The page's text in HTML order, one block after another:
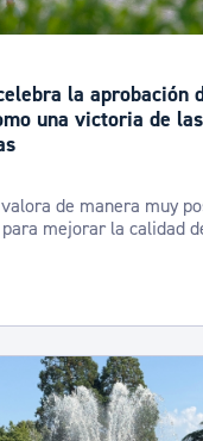
la aprobación
una victoria de
de manera muy
mejorar la calidad